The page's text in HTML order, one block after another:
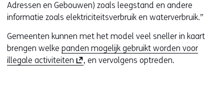
)
Adressen en Gebouwen) zoals leegstand en andere
informatie zoals elektriciteitsverbruik en waterverbruik.”
Gemeenten kunnen met het model veel sneller in kaart
brengen welke panden mogelijk gebruikt worden voor
illegale activiteiten (
, en vervolgens optreden.